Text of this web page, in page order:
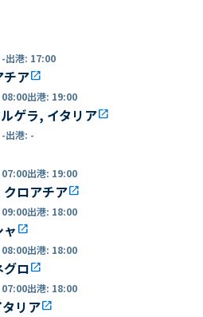
-出港: 17:00
チアopen_in_new
08:00出港: 19:00
ゲラ, イタリアopen_in_new
-出港: -
07:00出港: 19:00
クロアチアopen_in_new
09:00出港: 18:00
open_in_new
08:00出港: 18:00
ロopen_in_new
07:00出港: 18:00
リアopen_in_new